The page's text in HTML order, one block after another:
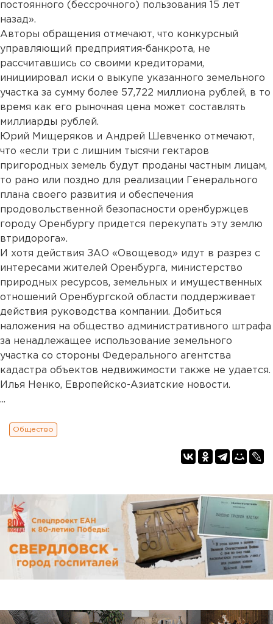
постоянного (бессрочного) пользования 15 лет
назад».
Авторы обращения отмечают, что конкурсный
управляющий предприятия-банкрота, не
рассчитавшись со своими кредиторами,
инициировал иски о выкупе указанного земельного
участка за сумму более 57,722 миллиона рублей, в то
время как его рыночная цена может составлять
миллиарды рублей.
Юрий Мищеряков и Андрей Шевченко отмечают,
что «если три с лишним тысячи гектаров
пригородных земель будут проданы частным лицам,
то рано или поздно для реализации Генерального
плана своего развития и обеспечения
продовольственной безопасности оренбуржцев
городу Оренбургу придется перекупать эту землю
втридорога».
И хотя действия ЗАО «Овощевод» идут в разрез с
интересами жителей Оренбурга, министерство
природных ресурсов, земельных и имущественных
отношений Оренбургской области поддерживает
действия руководства компании. Добиться
наложения на общество административного штрафа
за ненадлежащее использование земельного
участка со стороны Федерального агентства
кадастра объектов недвижимости также не удается.
Илья Ненко, Европейско-Азиатские новости.
...
Общество